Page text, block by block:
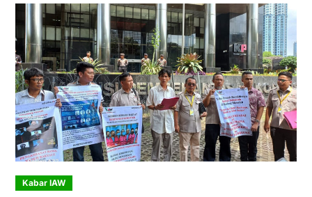
Kabar IAW